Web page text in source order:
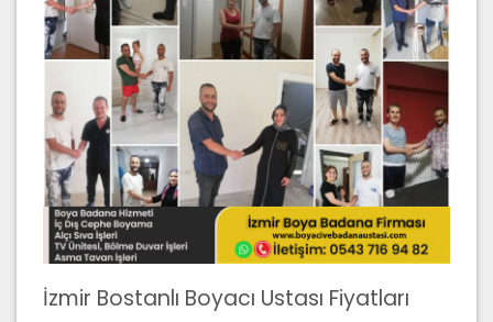
İzmir Bostanlı Boyacı Ustası Fiyatları